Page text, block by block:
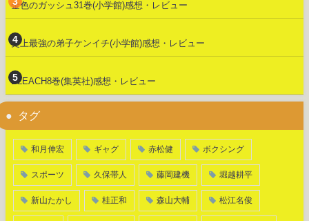
金色のガッシュ31巻(小学館)感想・レビュー
史上最強の弟子ケンイチ(小学館)感想・レビュー
BLEACH8巻(集英社)感想・レビュー
タグ
和月伸宏 ギャグ 赤松健 ボクシング
スポーツ 久保帯人 藤岡建機 堀越耕平
新山たかし 桂正和 森山大輔 松江名俊